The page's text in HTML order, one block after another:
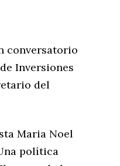
conversatorio
Inversiones
del
Maria Noel
política